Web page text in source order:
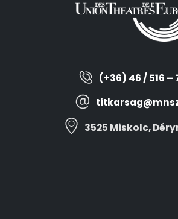
(+36) 46 / 516 –
3525 Miskolc,